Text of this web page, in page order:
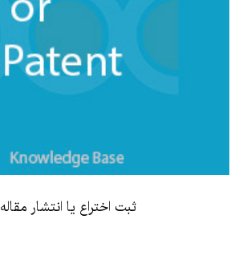
ثبت اختراع یا انتشار مقاله